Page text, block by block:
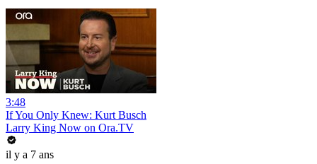
3:48
If You Only Knew: Kurt Busch
Larry King Now on Ora.TV
il y a 7 ans